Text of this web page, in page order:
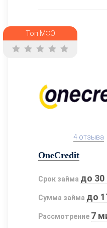
Топ МФО
4 отзыва
OneCredit
Срок займа до 30
Сумма займа до
Рассмотрение 7